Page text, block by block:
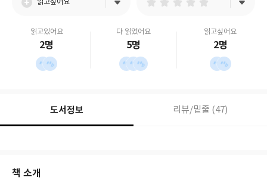
읽고싶어요
읽고있어요
2명
다 읽었어요
5명
읽고싶어요
2명
도서정보 리뷰/밑줄 (47)
책 소개